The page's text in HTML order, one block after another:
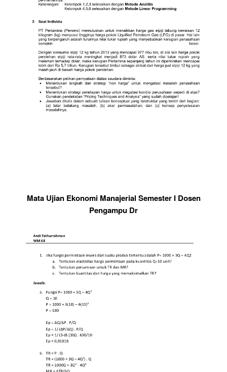
Mata Ujian Ekonomi Manajerial Semester I Dosen
Pengampu Dr